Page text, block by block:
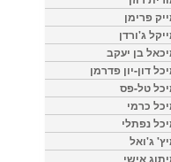
פרימן
ג'ורדן
בן יעקב
דון-יון פדרמן
טל-פס
כרמי
נפתלי
ג'ואל
אישי